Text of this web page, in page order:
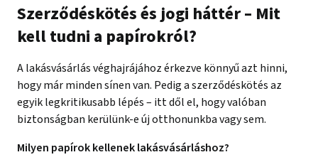
Szerződéskötés és jogi háttér – Mit
kell tudni a papírokról?
A lakásvásárlás véghajrájához érkezve könnyű azt hinni,
hogy már minden sínen van. Pedig a szerződéskötés az
egyik legkritikusabb lépés – itt dől el, hogy valóban
biztonságban kerülünk-e új otthonunkba vagy sem.
Milyen papírok kellenek lakásvásárláshoz?